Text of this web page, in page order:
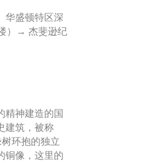
华盛顿特区深
）→ 杰斐逊纪
精神建造的国
建筑，被称
环抱的独立
铜像，这里的